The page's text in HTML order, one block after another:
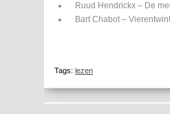
Ruud Hendrickx – De
Bart Chabot –
Tags: lezen